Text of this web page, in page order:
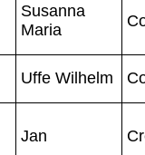
Susanna
Maria
Uffe Wilhelm
Jan